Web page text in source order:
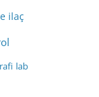
ilaç
lab